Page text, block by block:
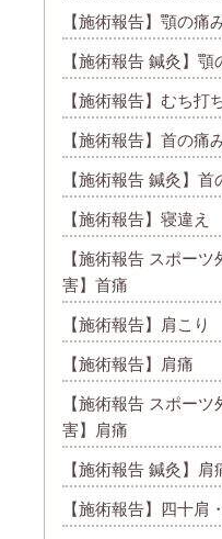
【施術報告】顎の痛
【施術報告 鍼灸】顎
【施術報告】むち打
【施術報告】首の痛
【施術報告 鍼灸】首
【施術報告】寝違え
【施術報告 スポーツ
害】首痛
【施術報告】肩こり
【施術報告】肩痛
【施術報告 スポーツ
害】肩痛
【施術報告 鍼灸】肩
【施術報告】四十肩